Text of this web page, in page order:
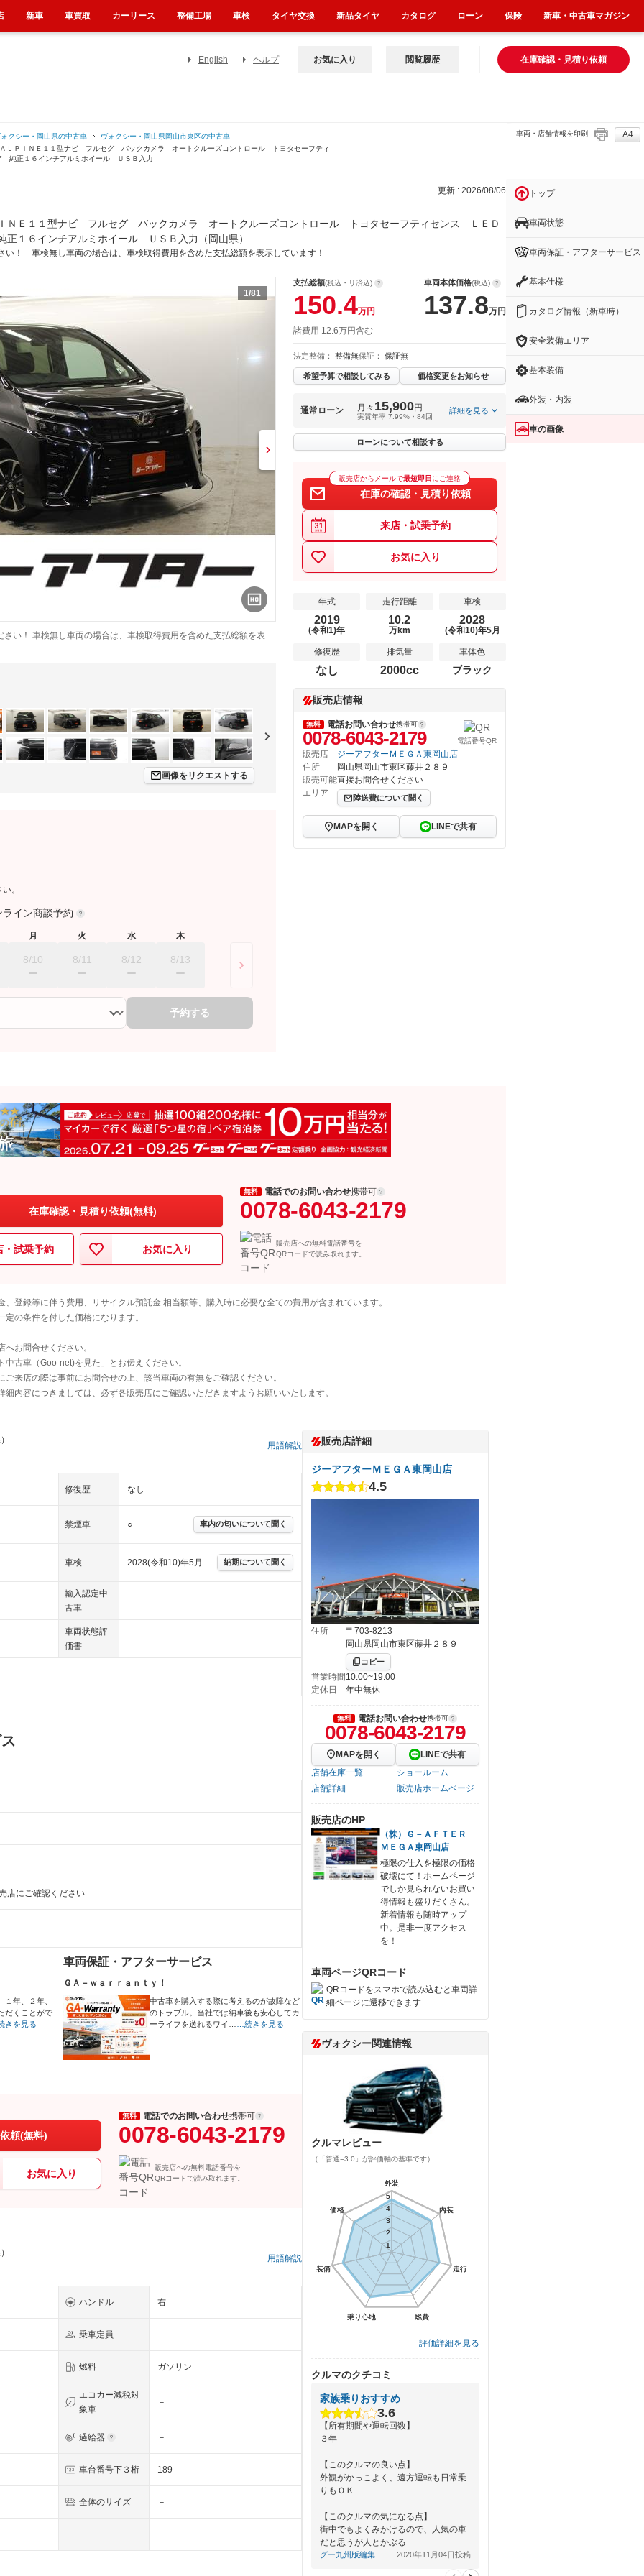
English ヘルプ 在庫確認・見積り依頼
お気に入り 閲覧履歴
クシー・岡山県の中古車
ヴォクシー・岡山県岡山市東区の中古車
ＰＩＮＥ１１型ナビ フルセグ バックカメラ オートクルーズコントロール トヨタセーフティ
純正１６インチアルミホイール ＵＳＢ入力
車両・店舗情報を印刷 A4
更新 : 2026/08/06
１１型ナビ フルセグ バックカメラ オートクルーズコントロール トヨタセーフティセンス ＬＥＤ
１６インチアルミホイール ＵＳＢ入力（岡山県）
！ 車検無し車両の場合は、車検取得費用を含めた支払総額を表示しています！
1/81
い！ 車検無し車両の場合は、車検取得費用を含めた支払総額を表
画像をリクエストする
。
ライン商談予約
月
8/10
火
8/11
水
8/12
木
8/13
予約する
支払総額(税込・リ済込)
150.4万円
車両本体価格(税込)
137.8万円
諸費用 12.6万円含む
法定整備： 整備無保証： 保証無
希望予算で相談してみる 価格変更をお知らせ
通常ローン 月々 15,900円
実質年率 7.99%・84回
詳細を見る
ローンについて相談する
販売店からメールで最短即日 にご連絡
在庫の確認・見積り依頼
来店・試乗予約
お気に入り
年式
2019
(令和1)年
走行距離
10.2
万km
車検
2028
(令和10)年5月
修復歴
なし
排気量
2000cc
車体色
ブラック
販売店情報
無料 電話お問い合わせ携帯可
0078-6043-2179 電話番号QR
販売店
ジーアフターＭＥＧＡ東岡山店
住所
岡山県岡山市東区藤井２８９
販売可能
エリア
直接お問合せください
陸送費について聞く
MAPを開く LINEで共有
在庫確認・見積り依頼(無料)
・試乗予約 お気に入り
無料 電話でのお問い合わせ携帯可
0078-6043-2179
販売店への無料電話番号を
QRコードで読み取れます。
登録等に伴う費用、リサイクル預託金 相当額等、購入時に必要な全ての費用が含まれています。
の条件を付した価格になります。
お問合せください。
古車（Goo-net)を見た」とお伝えください。
来店の際は事前にお問合せの上、該当車両の有無をご確認ください。
内容につきましては、必ず各販売店にご確認いただきますようお願いいたします。
用語解説
修復歴 なし
禁煙車 ○ 車内の匂いについて聞く
車検 2028(令和10)年5月 納期について聞く
輸入認定中
古車
－
車両状態評
価書
－
店にご確認ください
年、２年、
だくことがで
きを見る
車両保証・アフターサービス
ＧＡ－ｗａｒｒａｎｔｙ！
中古車を購入する際に考えるのが故障など
のトラブル。当社では納車後も安心してカ
ーライフを送れるワイ…
…続きを見る
頼(無料)
お気に入り
無料 電話でのお問い合わせ携帯可
0078-6043-2179
販売店への無料電話番号を
QRコードで読み取れます。
用語解説
ハンドル 右
乗車定員 －
燃料 ガソリン
エコカー減税対
象車
－
過給器 －
車台番号下３桁 189
全体のサイズ －
販売店詳細
ジーアフターＭＥＧＡ東岡山店
4.5
住所
〒703-8213
岡山県岡山市東区藤井２８９
コピー
営業時間 10:00~19:00
定休日
年中無休
無料 電話お問い合わせ携帯可
0078-6043-2179
MAPを開く
LINEで共有
店舗在庫一覧
ショールーム
店舗詳細
販売店ホームページ
販売店のHP
（株）Ｇ－ＡＦＴＥＲ
ＭＥＧＡ東岡山店
極限の仕入を極限の価格
破壊にて！ホームページ
でしか見られないお買い
得情報も盛りだくさん。
新着情報も随時アップ
中。是非一度アクセス
を！
車両ページQRコード
QRコードをスマホで読み込むと車両詳
細ページに遷移できます
ヴォクシー関連情報
クルマレビュー
（「普通=3.0」が評価軸の基準です）
外装
内装
走行
燃費
乗り心地
装備
価格
1
2
3
4
5
外装
内装
走行
燃費
乗り心地
装備
価格
1
2
3
4
5
評価詳細を見る
クルマのクチコミ
家族乗りおすすめ
3.6
【所有期間や運転回数】
３年
【このクルマの良い点】
外観がかっこよく、遠方運転も日常乗
りもＯＫ
【このクルマの気になる点】
街中でもよくみかけるので、人気の車
だと思うが人とかぶる
グー九州版編集... 2020年11月04日投稿
トップ
車両状態
車両保証・アフターサービス
基本仕様
カタログ情報（新車時）
安全装備エリア
基本装備
外装・内装
車の画像
新車 車買取 カーリース 整備工場 車検 タイヤ交換 新品タイヤ カタログ ローン 保険 新車・中古車マガジン